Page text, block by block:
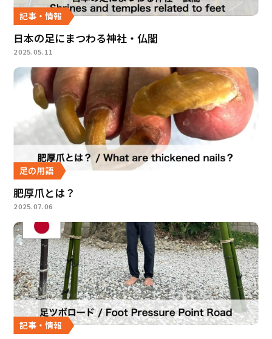
記事・情報
日本の足にまつわる神社・仏閣
2025.05.11
足の用語
肥厚爪とは？
2025.07.06
記事・情報